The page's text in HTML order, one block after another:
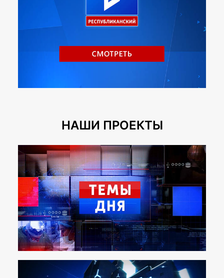
НАШИ ПРОЕКТЫ